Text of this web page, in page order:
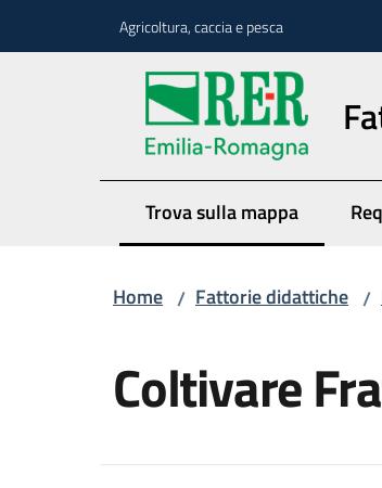
Agricoltura, caccia e pesca
Trova sulla mappa
Menu selezionato
Home / Fattorie didattiche /
Coltivare